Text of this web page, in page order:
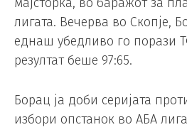
лигата. Вечерва во Скопје,
еднаш убедливо го порази
резултат беше 97:65.
Борац ја доби серијата
избори опстанок во АБА